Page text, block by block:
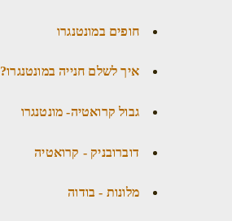
חופים במונטנגרו
איך לשלם חנייה במונטנגרו?
גבול קרואטיה- מונטנגרו
דוברובניק - קרואטיה
מלונות - בודוה